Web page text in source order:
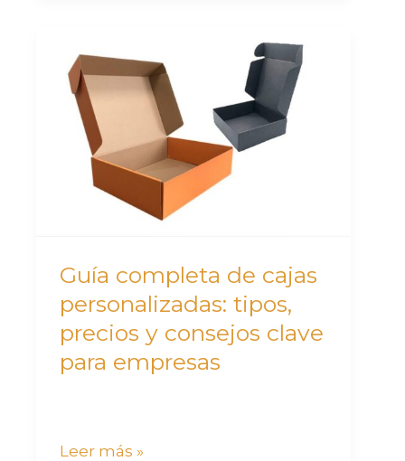
Guía completa de cajas
personalizadas: tipos,
precios y consejos clave
para empresas
completa
de
cajas
personalizadas:
tipos,
consejos
para
empresas
Leer más »